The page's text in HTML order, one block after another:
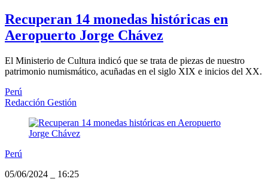
Recuperan 14 monedas históricas en
Aeropuerto Jorge Chávez
El Ministerio de Cultura indicó que se trata de piezas de nuestro
patrimonio numismático, acuñadas en el siglo XIX e inicios del XX.
Perú
Redacción Gestión
Perú
05/06/2024
16:25